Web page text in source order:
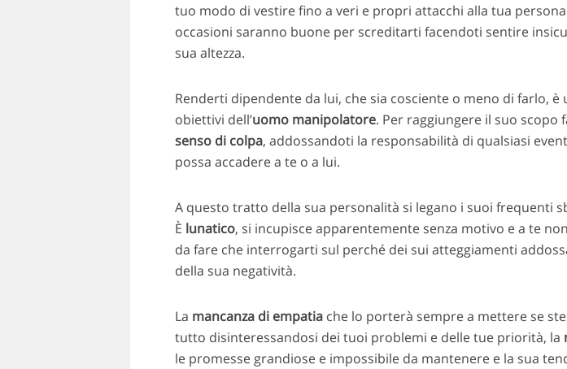
tuo modo di vestire fino a veri e propri attacchi alla tua
occasioni saranno buone per screditarti facendoti sentire
sua altezza.
Renderti dipendente da lui, che sia cosciente o meno di farlo, è
obiettivi dell’uomo manipolatore. Per raggiungere il suo scopo
senso di colpa, addossandoti la responsabilità di qualsiasi
possa accadere a te o a lui.
A questo tratto della sua personalità si legano i suoi frequenti
È lunatico, si incupisce apparentemente senza motivo e a te
da fare che interrogarti sul perché dei sui atteggiamenti
della sua negatività.
La mancanza di empatiache lo porterà sempre a mettere se
tutto disinteressandosi dei tuoi problemi e delle tue priorità, la
le promesse grandiose e impossibile da mantenere e la sua